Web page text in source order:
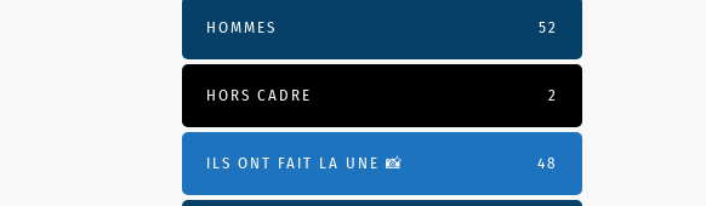
HOMMES 52
HORS CADRE 2
ILS ONT FAIT LA UNE 📸 48